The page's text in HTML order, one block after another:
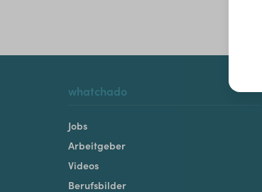
whatchado
Jobs
Arbeitgeber
Videos
Berufsbilder